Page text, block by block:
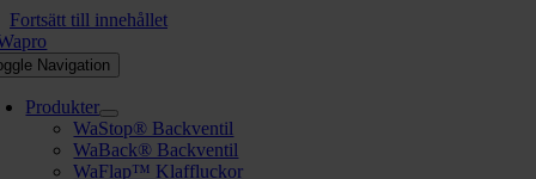
Fortsätt till innehållet
Navigation
Produkter
WaStop® Backventil
WaBack® Backventil
WaFlap™ Klaffluckor